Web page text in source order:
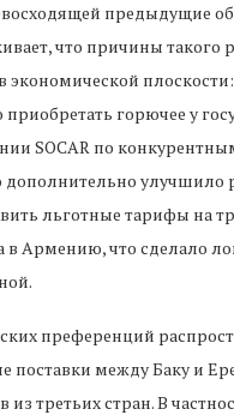
предыдущие
что причины такого
экономической
горючее у
SOCAR по
дополнительно улучшило
льготные тарифы на
в Армению, что сделало
преференций
поставки между Баку и
из третьих стран. В